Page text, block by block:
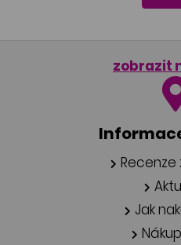
zobrazit
Recenze
Jak